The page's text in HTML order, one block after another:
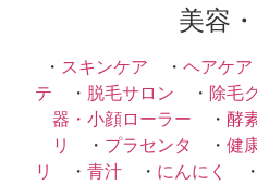
美容
・ スキンケア ・ ヘアケ
テ ・ 脱毛サロン ・ 除毛
器・小顔ローラー ・ 酵
リ
・ プラセンタ ・ 健
リ
・ 青汁 ・ にんにく ・